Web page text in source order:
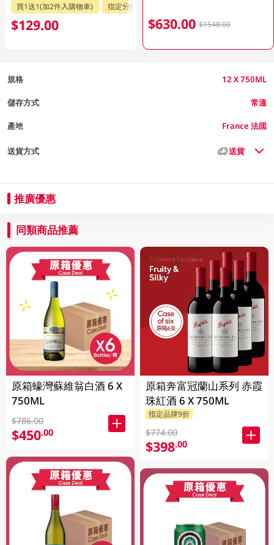
買1送1(加2件入購物車) 指定分類85折
$129.00 $630.00 $1548.00
規格 12 X 750ML
儲存方式 常溫
產地 France 法國
送貨方式 送貨
推廣優惠
同類商品推薦
原箱蠔灣蘇維翁白酒 6 X
750ML
$786.00
$450.00
原箱奔富冠蘭山系列 赤霞
珠紅酒 6 X 750ML
指定品牌9折
$774.00
$398.00